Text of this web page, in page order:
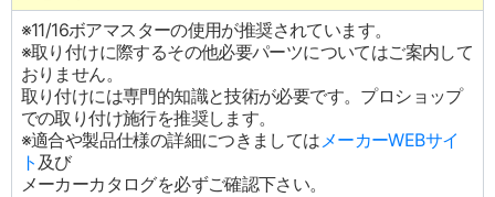
※11/16ボアマスターの使用が推奨されています。
※取り付けに際するその他必要パーツについてはご案内して
おりません。
取り付けには専門的知識と技術が必要です。プロショップ
での取り付け施行を推奨します。
※適合や製品仕様の詳細につきましてはメーカーWEBサイ
ト 及び
メーカーカタログを必ずご確認下さい。